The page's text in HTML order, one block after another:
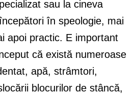
sau la cineva
în speologie, mai
apoi practic. E important
că există numeroase
apă, strâmtori,
blocurilor de stâncă,